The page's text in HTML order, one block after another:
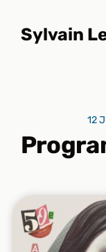
contenuSylvain
12